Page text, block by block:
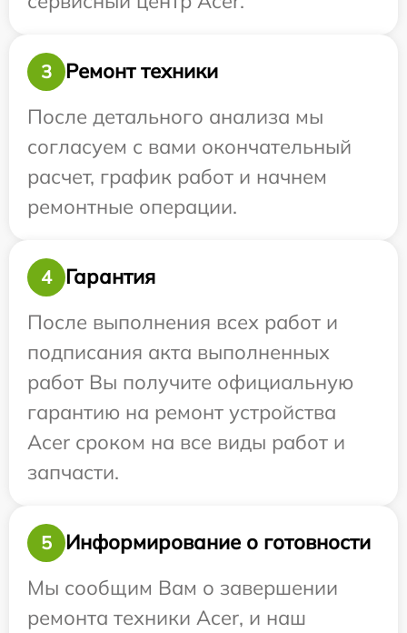
3
Ремонт техники
После детального анализа мы
согласуем с вами окончательный
расчет, график работ и начнем
ремонтные операции.
4
Гарантия
После выполнения всех работ и
подписания акта выполненных
работ Вы получите официальную
гарантию на ремонт устройства
Acer сроком на все виды работ и
запчасти.
5
Информирование о готовности
Мы сообщим Вам о завершении
ремонта техники Acer, и наш